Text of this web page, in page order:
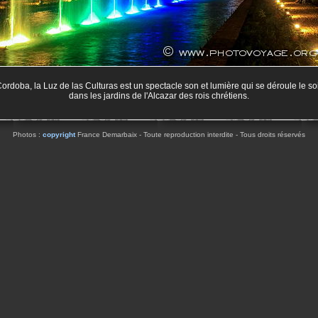
la Luz de las Culturas est un spectacle son et lumière qui se déroule le
dans les jardins de l'Alcazar des rois chrétiens.
Photos : copyrightFrance Demarbaix - Toute reproduction interdite - Tous droits réservés